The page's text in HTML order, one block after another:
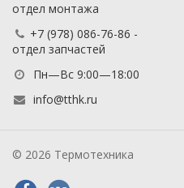
отдел монтажа
+7 (978) 086-76-86 -
отдел запчастей
Пн—Вс 9:00—18:00
info@tthk.ru
© 2026 Термотехника